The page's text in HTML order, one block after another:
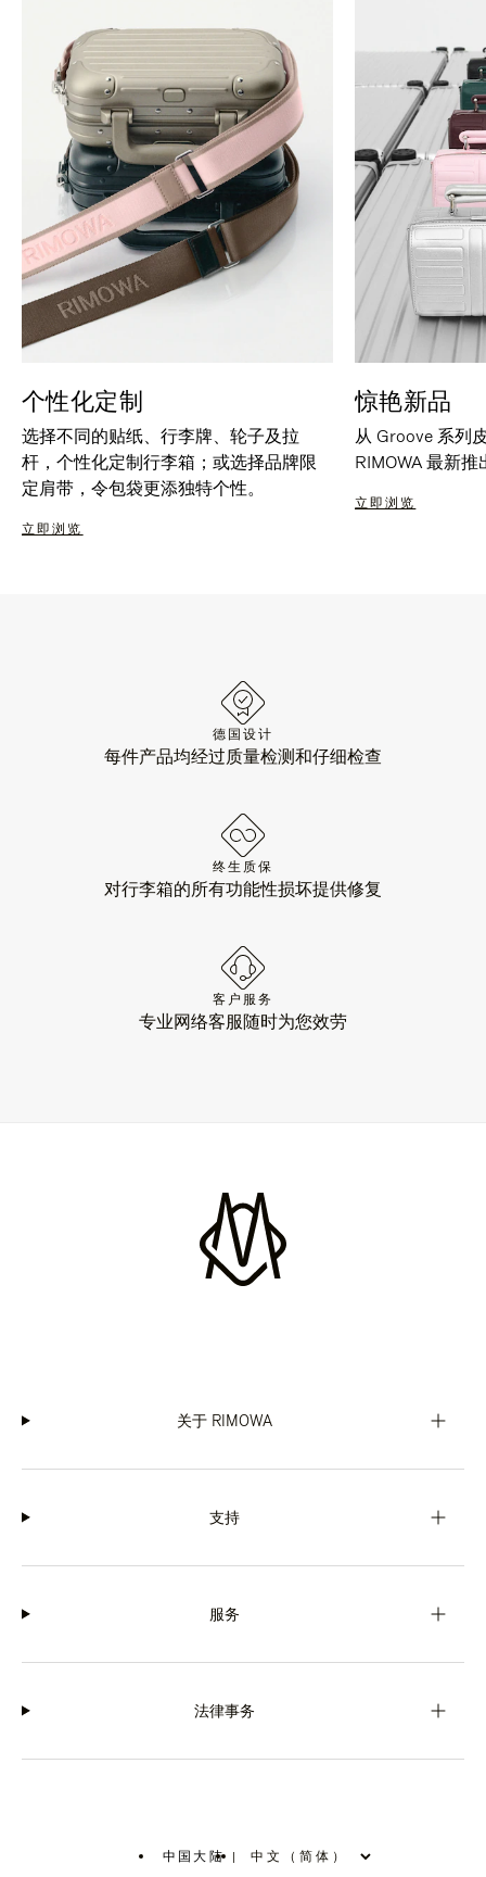
个性化定制
选择不同的贴纸、行李牌、轮子及拉
杆，个性化定制行李箱；或选择品牌限
定肩带，令包袋更添独特个性。
立即浏览
惊艳新品
从 Groove 系列
RIMOWA 最新
立即浏览
德国设计
每件产品均经过质量检测和仔细检查
终生质保
对行李箱的所有功能性损坏提供修复
客户服务
专业网络客服随时为您效劳
关于 RIMOWA
支持
服务
法律事务
中国大陆 |